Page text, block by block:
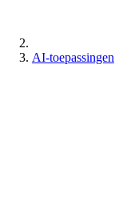
AI-toepassingen